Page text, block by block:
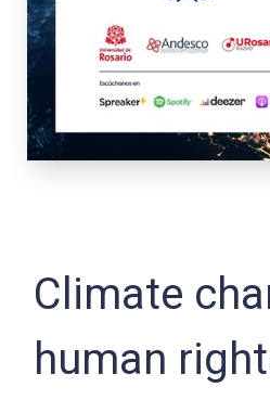
Climate
human